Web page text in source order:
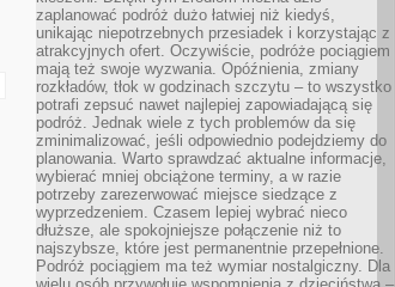
zaplanować podróż dużo łatwiej niż kiedyś,
unikając niepotrzebnych przesiadek i korzystając z
atrakcyjnych ofert. Oczywiście, podróże pociągiem
mają też swoje wyzwania. Opóźnienia, zmiany
rozkładów, tłok w godzinach szczytu – to wszystko
potrafi zepsuć nawet najlepiej zapowiadającą się
podróż. Jednak wiele z tych problemów da się
zminimalizować, jeśli odpowiednio podejdziemy do
planowania. Warto sprawdzać aktualne informacje,
wybierać mniej obciążone terminy, a w razie
potrzeby zarezerwować miejsce siedzące z
wyprzedzeniem. Czasem lepiej wybrać nieco
dłuższe, ale spokojniejsze połączenie niż to
najszybsze, które jest permanentnie przepełnione.
Podróż pociągiem ma też wymiar nostalgiczny. Dla